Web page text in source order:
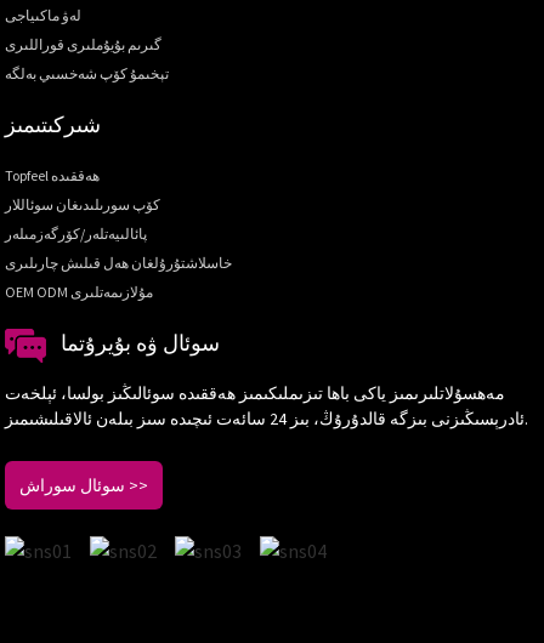
لەۋ ماكىياجى
گىرىم بۇيۇملىرى قوراللىرى
تېخىمۇ كۆپ شەخسىي بەلگە
شىركىتىمىز
Topfeel ھەققىدە
كۆپ سورىلىدىغان سوئاللار
پائالىيەتلەر/كۆرگەزمىلەر
خاسلاشتۇرۇلغان ھەل قىلىش چارىلىرى
OEM ODM مۇلازىمەتلىرى
سوئال ۋە بۇيرۇتما
مەھسۇلاتلىرىمىز ياكى باھا تىزىملىكىمىز ھەققىدە سوئالىڭىز بولسا، ئېلخەت
ئادرېسىڭىزنى بىزگە قالدۇرۇڭ، بىز 24 سائەت ئىچىدە سىز بىلەن ئالاقىلىشىمىز.
سوئال سوراش >>